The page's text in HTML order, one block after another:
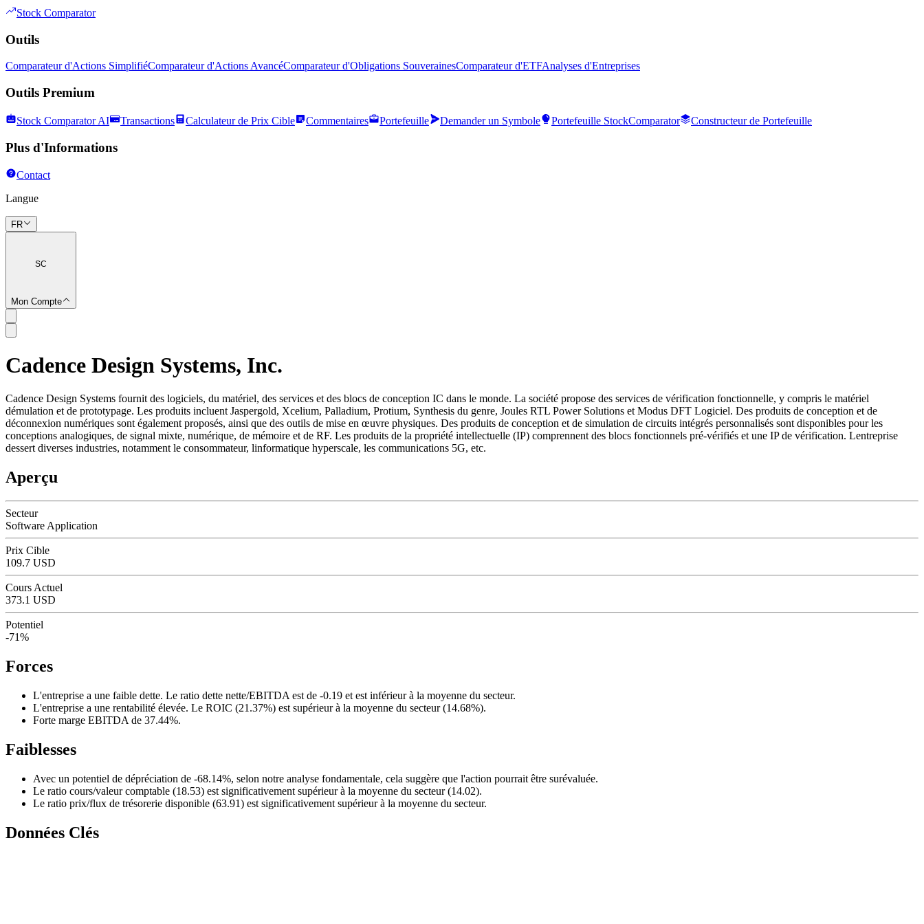
Stock Comparator
Outils
Comparateur d'Actions SimplifiéComparateur d'Actions AvancéComparateur d'Obligations SouverainesComparateur d'ETFAnalyses d'Entreprises
Outils Premium
Stock Comparator AI Transactions Calculateur de Prix Cible Commentaires Portefeuille Demander un Symbole Portefeuille StockComparator Constructeur de Portefeuille
Plus d'Informations
Contact
Langue
FR
SC
Mon Compte
SC
Cadence Design Systems, Inc.
Cadence Design Systems fournit des logiciels, du matériel, des services et des blocs de conception IC dans le monde. La société propose des services de vérification fonctionnelle, y compris le matériel
démulation et de prototypage. Les produits incluent Jaspergold, Xcelium, Palladium, Protium, Synthesis du genre, Joules RTL Power Solutions et Modus DFT Logiciel. Des produits de conception et de
déconnexion numériques sont également proposés, ainsi que des outils de mise en œuvre physiques. Des produits de conception et de simulation de circuits intégrés personnalisés sont disponibles pour les
conceptions analogiques, de signal mixte, numérique, de mémoire et de RF. Les produits de la propriété intellectuelle (IP) comprennent des blocs fonctionnels pré-vérifiés et une IP de vérification. Lentreprise
dessert diverses industries, notamment le consommateur, linformatique hyperscale, les communications 5G, etc.
Aperçu
Secteur
Software Application
Prix Cible
109.7 USD
Cours Actuel
373.1 USD
Potentiel
-71%
Forces
L'entreprise a une faible dette. Le ratio dette nette/EBITDA est de -0.19 et est inférieur à la moyenne du secteur.
L'entreprise a une rentabilité élevée. Le ROIC (21.37%) est supérieur à la moyenne du secteur (14.68%).
Forte marge EBITDA de 37.44%.
Faiblesses
Avec un potentiel de dépréciation de -68.14%, selon notre analyse fondamentale, cela suggère que l'action pourrait être surévaluée.
Le ratio cours/valeur comptable (18.53) est significativement supérieur à la moyenne du secteur (14.02).
Le ratio prix/flux de trésorerie disponible (63.91) est significativement supérieur à la moyenne du secteur.
Données Clés